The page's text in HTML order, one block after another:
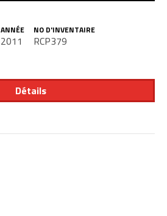
Détails
ANNÉE
2011
NO D'INVENTAIRE
RCP379